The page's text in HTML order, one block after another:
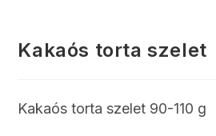
Kakaós torta szelet
Kakaós torta szelet 90-110 g